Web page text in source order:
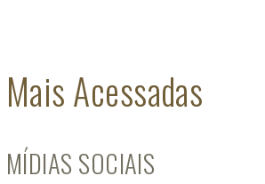
Mais Acessadas
MÍDIAS SOCIAIS